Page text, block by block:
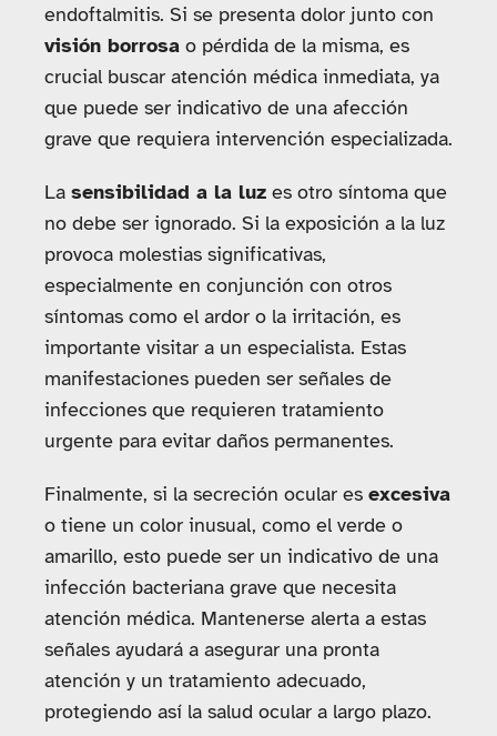
endoftalmitis. Si se presenta dolor junto con
visión borrosa o pérdida de la misma, es
crucial buscar atención médica inmediata, ya
que puede ser indicativo de una afección
grave que requiera intervención especializada.
La sensibilidad a la luz es otro síntoma que
no debe ser ignorado. Si la exposición a la luz
provoca molestias significativas,
especialmente en conjunción con otros
síntomas como el ardor o la irritación, es
importante visitar a un especialista. Estas
manifestaciones pueden ser señales de
infecciones que requieren tratamiento
urgente para evitar daños permanentes.
Finalmente, si la secreción ocular es excesiva
o tiene un color inusual, como el verde o
amarillo, esto puede ser un indicativo de una
infección bacteriana grave que necesita
atención médica. Mantenerse alerta a estas
señales ayudará a asegurar una pronta
atención y un tratamiento adecuado,
protegiendo así la salud ocular a largo plazo.